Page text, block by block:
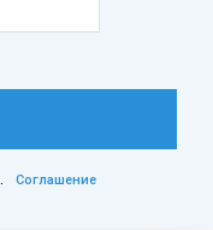
Соглашение